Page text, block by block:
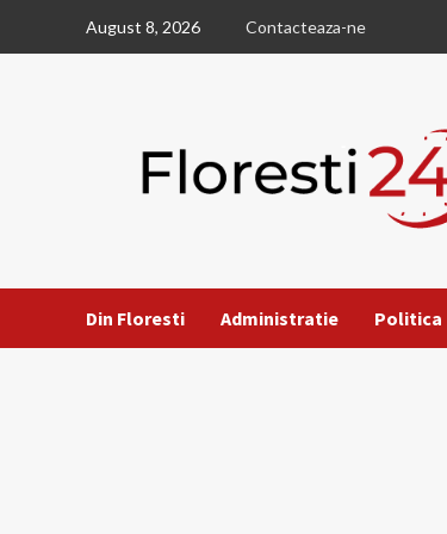
August 8, 2026 Contacteaza-ne
Din Floresti Administratie Politica